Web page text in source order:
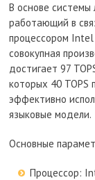
В основе
работающий в
процессором
совокупная
достигает 97
которых 40 TOPS
эффективно
языковые модели.
Основные
Процессор: